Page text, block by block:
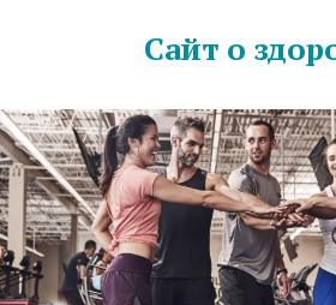
Сайт о